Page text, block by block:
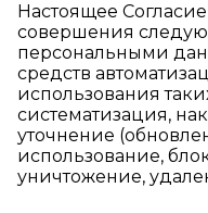
Настоящее
совершения
персональными
средств
использования
систематизация,
уточнение
использование,
уничтожение,